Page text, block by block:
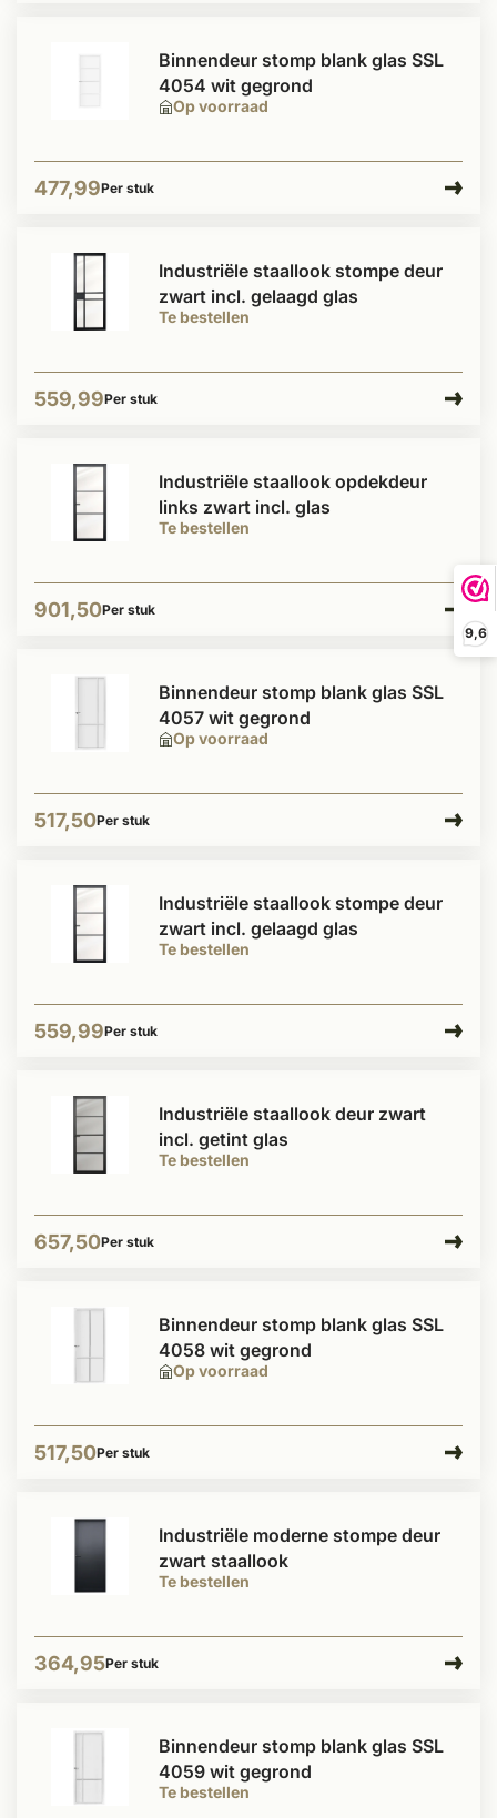
9,6
Op voorraad
Binnendeur stomp blank glas SSL
4054 wit gegrond
477,99Per stuk
Te bestellen
Industriële staallook stompe deur
zwart incl. gelaagd glas
559,99Per stuk
Te bestellen
Industriële staallook opdekdeur
links zwart incl. glas
901,50Per stuk
Op voorraad
Binnendeur stomp blank glas SSL
4057 wit gegrond
517,50Per stuk
Te bestellen
Industriële staallook stompe deur
zwart incl. gelaagd glas
559,99Per stuk
Te bestellen
Industriële staallook deur zwart
incl. getint glas
657,50Per stuk
Op voorraad
Binnendeur stomp blank glas SSL
4058 wit gegrond
517,50Per stuk
Te bestellen
Industriële moderne stompe deur
zwart staallook
364,95Per stuk
Te bestellen
Binnendeur stomp blank glas SSL
4059 wit gegrond